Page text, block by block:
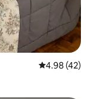
平均评分
4.98 (42)